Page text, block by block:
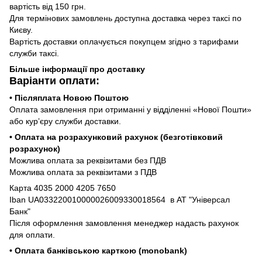
вартість від 150 грн.
Для термінових замовлень доступна доставка через таксі по
Києву.
Вартість доставки оплачується покупцем згідно з тарифами
служби таксі.
Більше інформації про доставку
Варіанти оплати:
• Післяплата Новою Поштою
Оплата замовлення при отриманні у відділенні «Нової Пошти»
або курʼєру служби доставки.
• Оплата на розрахунковий рахунок (безготівковий
розрахунок)
Можлива оплата за реквізитами без ПДВ
Можлива оплата за реквізитами з ПДВ
Карта 4035 2000 4205 7650
Iban UA033220010000026009330018564 в АТ "Універсал
Банк"
Після оформлення замовлення менеджер надасть рахунок
для оплати.
• Оплата банківською карткою (monobank)